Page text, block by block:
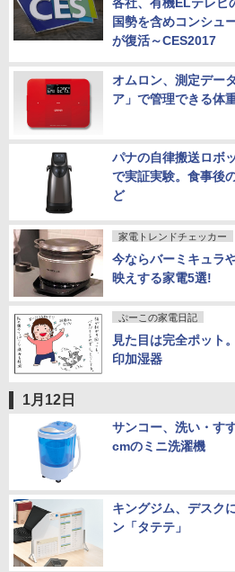
国勢を含めコンシュ
が復活～CES2017
オムロン、測定デー
ア」で管理できる体
パナの自律搬送ロボ
で実証実験。食事後
ど
家電トレンドチェッカー
今ならバーミキュラ
映えする家電5選!
ぷーこの家電日記
見た目は完全ポット
印加湿器
1月12日
サンコー、洗い・す
cmのミニ洗濯機
キングジム、デスク
ン「タテテ」